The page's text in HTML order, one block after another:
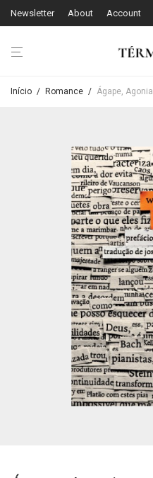
Newsletter About Account
Início / Romance / Ágape, Agonia